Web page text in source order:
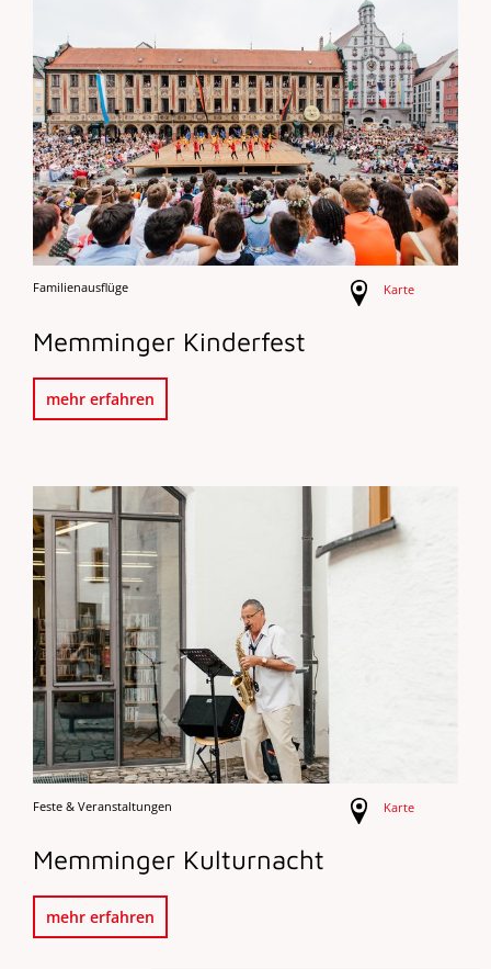
Familienausflüge Karte
Memminger Kinderfest
mehr erfahren
Feste & Veranstaltungen Karte
Memminger Kulturnacht
mehr erfahren